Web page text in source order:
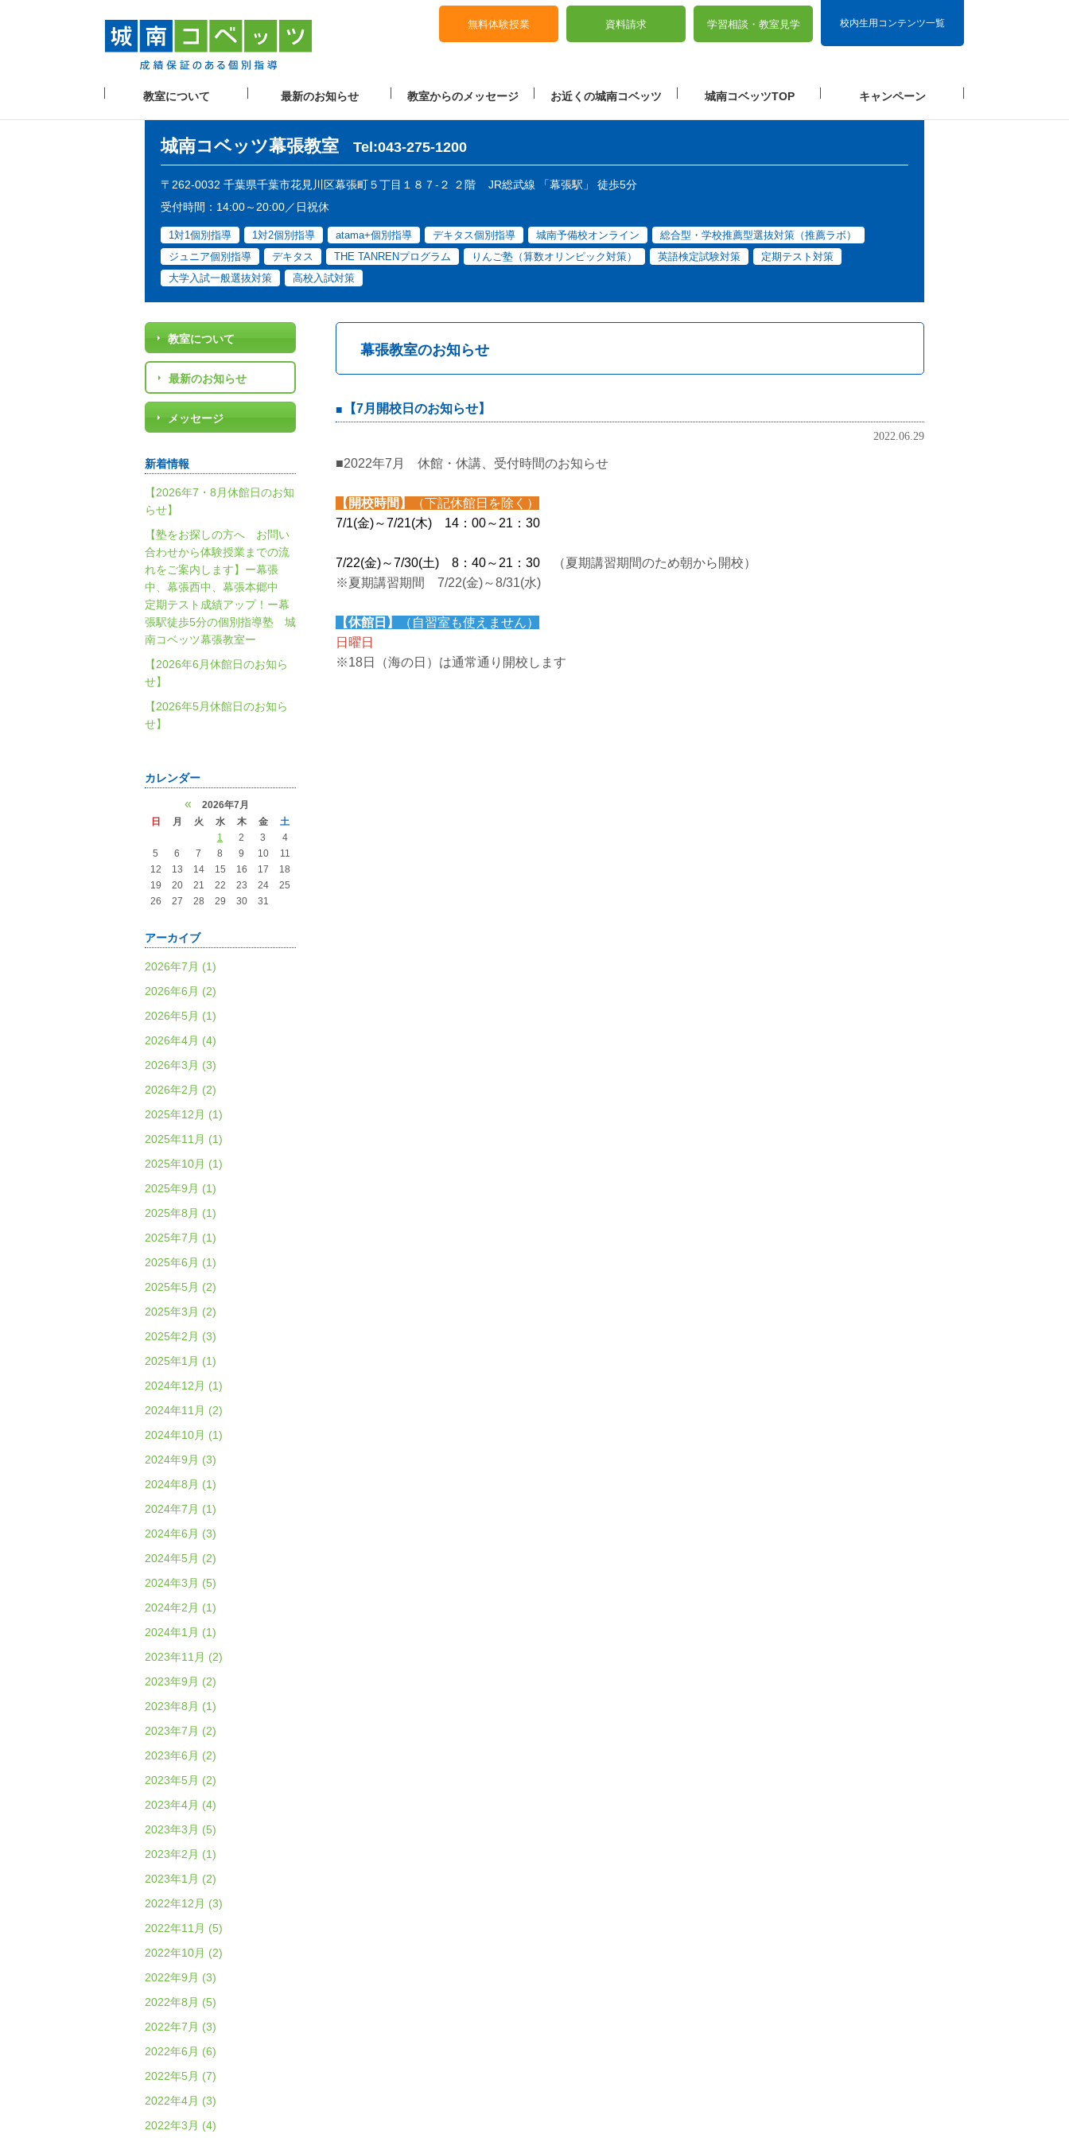
校内生用コンテンツ一覧
無料体験授業 資料請求 学習相談・ 教室見学
教室について 最新のお知らせ 教室からのメッセージ お近くの城南コベッツ 城南コベッツTOP キャンペーン
城南コベッツ幕張教室 Tel:043-275-1200
〒262-0032 千葉県千葉市花見川区幕張町５丁目１８７-２ ２階
JR総武線 「幕張駅」 徒歩5分
受付時間：14:00～20:00／日祝休
1対1個別指導 1対2個別指導 atama+個別指導 デキタス個別指導 城南予備校オンライン
総合型・学校推薦型選抜対策（推薦ラボ）
ジュニア個別指導
デキタス THE TANRENプログラム りんご塾（算数オリンピック対策） 英語検定試験対策
定期テスト対策
大学入試一般選抜対策
高校入試対策
幕張教室のお知らせ
【7月開校日のお知らせ】
2022.06.29
■2022年7月 休館・休講、受付時間のお知らせ
【開校時間】
（下記休館日を除く）
7/1(金)～7/21(木) 14：00～21：30
7/22(金)～7/30(土) 8：40～21：30 （夏期講習期間のため朝から開校）
※夏期講習期間 7/22(金)～8/31(水)
【休館日】
（自習室も使えません）
日曜日
※18日（海の日）は通常通り開校します
教室について
最新のお知らせ
メッセージ
新着情報
【2026年7・8月休館日のお知
らせ】
【塾をお探しの方へ お問い
合わせから体験授業までの流
れをご案内します】ー幕張
中、幕張西中、幕張本郷中
定期テスト成績アップ！ー幕
張駅徒歩5分の個別指導塾 城
南コベッツ幕張教室ー
【2026年6月休館日のお知ら
せ】
【2026年5月休館日のお知ら
せ】
カレンダー
«
2026年7月
日
月 火 水 木 金
土
1
2 3
4
5
6 7 8 9 10
11
12
13 14 15 16 17
18
19
20 21 22 23 24
25
26
27 28 29 30 31
アーカイブ
2026年7月 (1)
2026年6月 (2)
2026年5月 (1)
2026年4月 (4)
2026年3月 (3)
2026年2月 (2)
2025年12月 (1)
2025年11月 (1)
2025年10月 (1)
2025年9月 (1)
2025年8月 (1)
2025年7月 (1)
2025年6月 (1)
2025年5月 (2)
2025年3月 (2)
2025年2月 (3)
2025年1月 (1)
2024年12月 (1)
2024年11月 (2)
2024年10月 (1)
2024年9月 (3)
2024年8月 (1)
2024年7月 (1)
2024年6月 (3)
2024年5月 (2)
2024年3月 (5)
2024年2月 (1)
2024年1月 (1)
2023年11月 (2)
2023年9月 (2)
2023年8月 (1)
2023年7月 (2)
2023年6月 (2)
2023年5月 (2)
2023年4月 (4)
2023年3月 (5)
2023年2月 (1)
2023年1月 (2)
2022年12月 (3)
2022年11月 (5)
2022年10月 (2)
2022年9月 (3)
2022年8月 (5)
2022年7月 (3)
2022年6月 (6)
2022年5月 (7)
2022年4月 (3)
2022年3月 (4)